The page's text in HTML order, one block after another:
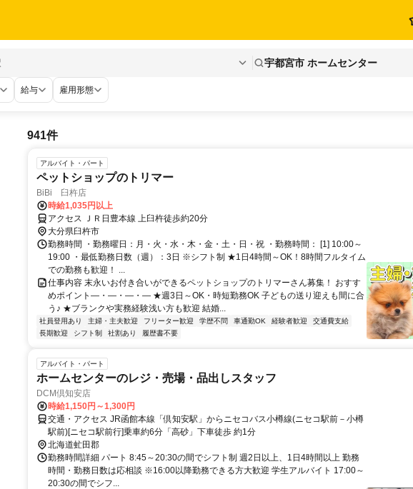
宇都宮市 ホームセンター
給与 雇用形態
941件
アルバイト・パート
ペットショップのトリマー
BiBi 臼杵店
時給1,035円以上
アクセス ＪＲ日豊本線 上臼杵徒歩約20分
大分県臼杵市
勤務時間 ・勤務曜日：月・火・水・木・金・土・日・祝 ・勤務時間： [1] 10:00～
19:00 ・最低勤務日数（週）：3日 ※シフト制 ★1日4時間～OK！8時間フルタイム
での勤務も歓迎！ ...
仕事内容 末永いお付き合いができるペットショップのトリマーさん募集！ おすす
めポイント―・―・―・― ★週3日～OK・時短勤務OK 子どもの送り迎えも間に合
う♪ ★ブランクや実務経験浅い方も歓迎 結婚...
社員登用あり 主婦・主夫歓迎 フリーター歓迎 学歴不問 車通勤OK 経験者歓迎
交通費支給
長期歓迎
シフト制 社割あり 履歴書不要
アルバイト・パート
ホームセンターのレジ・売場・品出しスタッフ
DCM倶知安店
時給1,150円～1,300円
交通・アクセス JR函館本線「倶知安駅」からニセコバス小樽線(ニセコ駅前－小樽
駅前)[ニセコ駅前行]乗車約6分「高砂」下車徒歩 約1分
北海道虻田郡
勤務時間詳細 パート 8:45～20:30の間でシフト制 週2日以上、1日4時間以上 勤務
時間・勤務日数は応相談 ※16:00以降勤務できる方大歓迎 学生アルバイト 17:00～
20:30の間でシフ...